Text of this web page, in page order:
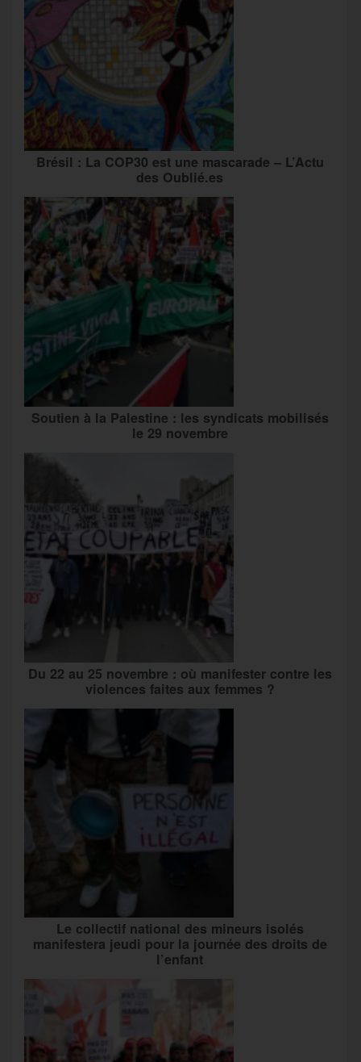
Brésil : La COP30 est une mascarade – L’Actu
des Oublié.es
Soutien à la Palestine : les syndicats mobilisés
le 29 novembre
Du 22 au 25 novembre : où manifester contre les
violences faites aux femmes ?
Le collectif national des mineurs isolés
manifestera jeudi pour la journée des droits de
l’enfant